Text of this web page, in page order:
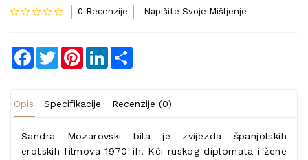
0 Recenzije Napišite Svoje Mišljenje
Facebook
TwitterPinterestLinkedIn
Opis Specifikacije Recenzije (0)
Sandra Mozarovski bila je zvijezda španjolskih
erotskih filmova 1970-ih. Kći ruskog diplomata i žene